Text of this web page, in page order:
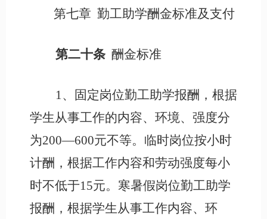
第七章 勤工助学酬金标准及支付
第二十条 酬金标准
1、固定岗位勤工助学报酬，根据
学生从事工作的内容、环境、强度分
为200—600元不等。临时岗位按小时
计酬，根据工作内容和劳动强度每小
时不低于15元。寒暑假岗位勤工助学
报酬，根据学生从事工作内容、环